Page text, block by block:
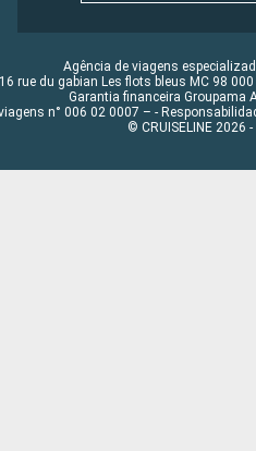
Agência de viagens
16 rue du gabian Les flots bleus MC 98
Garantia financeira Groupama
n° 006 02 0007 – -
© CRUISELINE 2026